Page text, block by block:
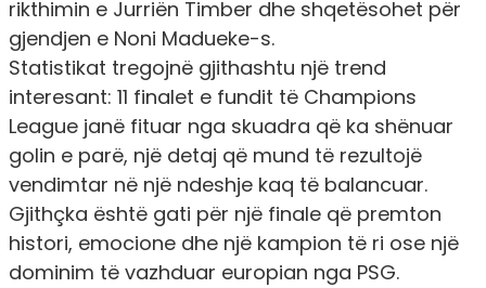
rikthimin e Jurriën Timber dhe shqetësohet për
gjendjen e Noni Madueke-s.
Statistikat tregojnë gjithashtu një trend
interesant: 11 finalet e fundit të Champions
League janë fituar nga skuadra që ka shënuar
golin e parë, një detaj që mund të rezultojë
vendimtar në një ndeshje kaq të balancuar.
Gjithçka është gati për një finale që premton
histori, emocione dhe një kampion të ri ose një
dominim të vazhduar europian nga PSG.